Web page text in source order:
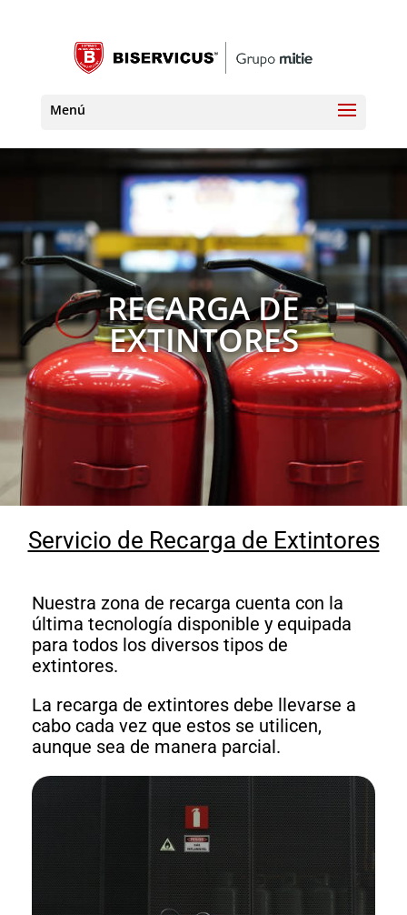
RECARGA DE
EXTINTORES
Servicio de Recarga de Extintores
Nuestra zona de recarga cuenta con la
última tecnología disponible y equipada
para todos los diversos tipos de
extintores.
La recarga de extintores debe llevarse a
cabo cada vez que estos se utilicen,
aunque sea de manera parcial.